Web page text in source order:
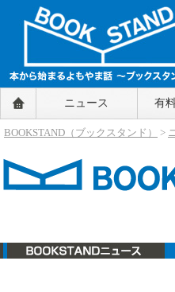
BOOKSTAND（ブックスタン
～本から始まるよもやま話～
BOOKSTAND（ブ
ニュース 有
BOOKSTAND（ブックスタンド） >